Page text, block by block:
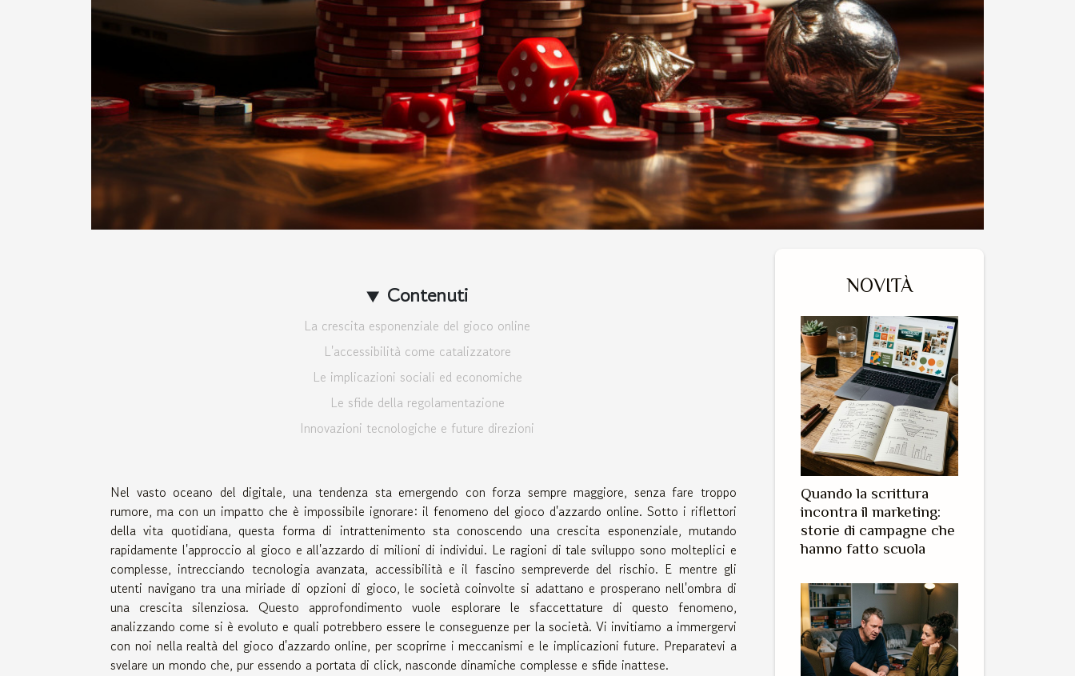
Contenuti
La crescita esponenziale del gioco online
L'accessibilità come catalizzatore
Le implicazioni sociali ed economiche
Le sfide della regolamentazione
Innovazioni tecnologiche e future direzioni
Nel vasto oceano del digitale, una tendenza sta emergendo con forza sempre maggiore, senza fare troppo
rumore, ma con un impatto che è impossibile ignorare: il fenomeno del gioco d'azzardo online. Sotto i riflettori
della vita quotidiana, questa forma di intrattenimento sta conoscendo una crescita esponenziale, mutando
rapidamente l'approccio al gioco e all'azzardo di milioni di individui. Le ragioni di tale sviluppo sono molteplici e
complesse, intrecciando tecnologia avanzata, accessibilità e il fascino sempreverde del rischio. E mentre gli
utenti navigano tra una miriade di opzioni di gioco, le società coinvolte si adattano e prosperano nell'ombra di
una crescita silenziosa. Questo approfondimento vuole esplorare le sfaccettature di questo fenomeno,
analizzando come si è evoluto e quali potrebbero essere le conseguenze per la società. Vi invitiamo a immergervi
con noi nella realtà del gioco d'azzardo online, per scoprirne i meccanismi e le implicazioni future. Preparatevi a
svelare un mondo che, pur essendo a portata di click, nasconde dinamiche complesse e sfide inattese.
NOVITÀ
Quando la scrittura
incontra il marketing:
storie di campagne che
hanno fatto scuola